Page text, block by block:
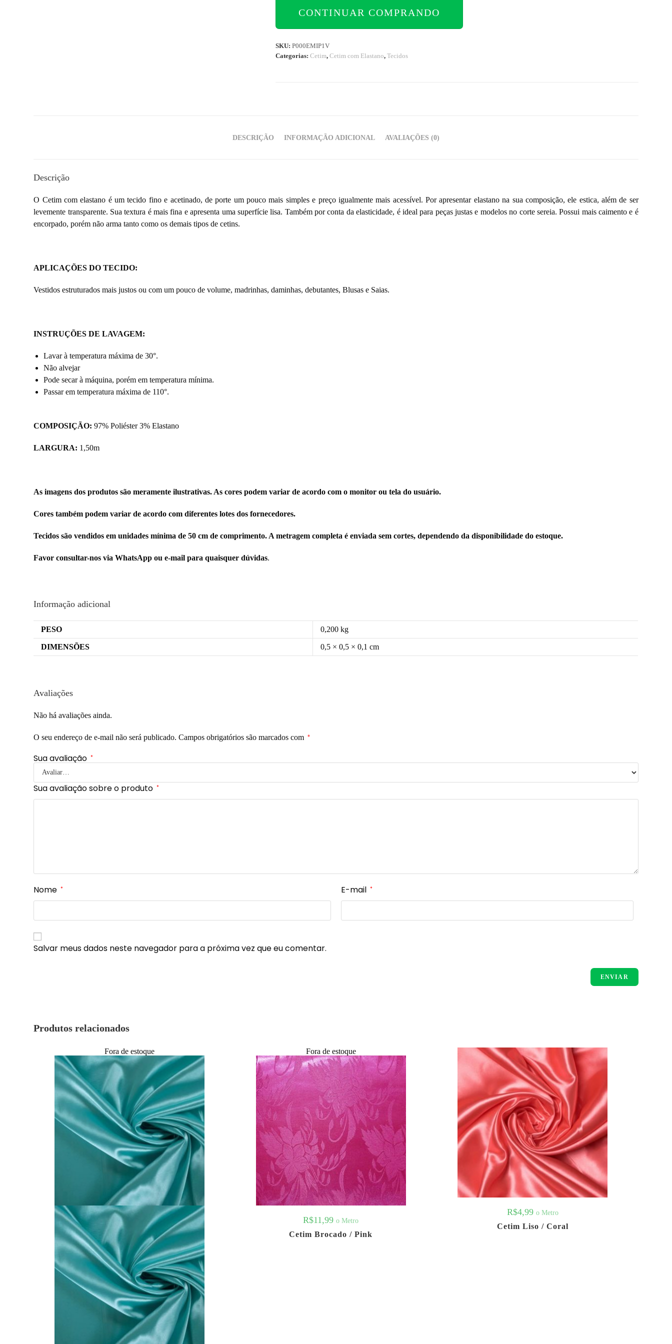
CONTINUAR COMPRANDO
SKU:P000EMIP1V
Categorias:Cetim,Cetim com Elastano,Tecidos
DESCRIÇÃO INFORMAÇÃO ADICIONAL AVALIAÇÕES (0)
Descrição
O Cetim com elastano é um tecido fino e acetinado, de porte um pouco mais simples e preço igualmente mais acessível. Por apresentar elastano na sua composição, ele estica, além de ser
levemente transparente. Sua textura é mais fina e apresenta uma superfície lisa. Também por conta da elasticidade, é ideal para peças justas e modelos no corte sereia. Possui mais caimento e é
encorpado, porém não arma tanto como os demais tipos de cetins.
APLICAÇÕES DO TECIDO:
Vestidos estruturados mais justos ou com um pouco de volume, madrinhas, daminhas, debutantes, Blusas e Saias.
INSTRUÇÕES DE LAVAGEM:
Lavar à temperatura máxima de 30°.
Não alvejar
Pode secar à máquina, porém em temperatura mínima.
Passar em temperatura máxima de 110°.
COMPOSIÇÃO: 97% Poliéster 3% Elastano
LARGURA: 1,50m
As imagens dos produtos são meramente ilustrativas. As cores podem variar de acordo com o monitor ou tela do usuário.
Cores também podem variar de acordo com diferentes lotes dos fornecedores.
Tecidos são vendidos em unidades mínima de 50 cm de comprimento. A metragem completa é enviada sem cortes, dependendo da disponibilidade do estoque.
Favor consultar-nos via WhatsApp ou e-mail para quaisquer dúvidas.
Informação adicional
PESO 0,200 kg
DIMENSÕES 0,5 × 0,5 × 0,1 cm
Avaliações
Não há avaliações ainda.
O seu endereço de e-mail não será publicado. Campos obrigatórios são marcados com *
Sua avaliação *
Sua avaliação sobre o produto *
Nome * E-mail *
Salvar meus dados neste navegador para a próxima vez que eu comentar.
Produtos relacionados
Fora de estoque Fora de estoque
R$11,99 o Metro
Cetim Brocado / Pink
R$4,99 o Metro
Cetim Liso / Coral